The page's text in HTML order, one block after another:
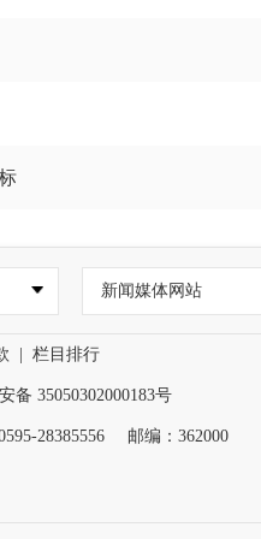
新闻媒体网站
栏目排行
备 35050302000183号
28385556 邮编：362000